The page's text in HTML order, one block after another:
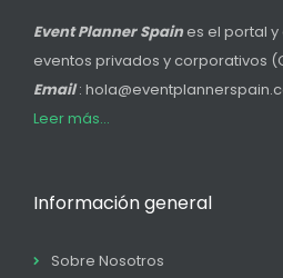
Event Planner Spain es el portal
eventos privados y corporativos
Email:
Leer más...
Información general
Sobre Nosotros